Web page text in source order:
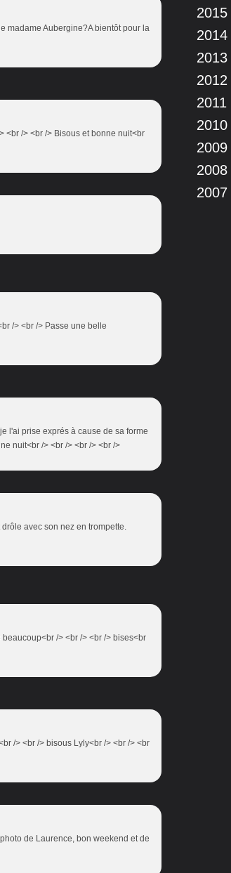
madame Aubergine?A bientôt pour la
<br /> <br /> Bisous et bonne nuit<br
/> <br /> Passe une belle
l'ai prise exprés à cause de sa forme
nuit<br /> <br /> <br /> <br />
avec son nez en trompette.
/> <br /> <br /> bises<br
/> <br /> bisous Lyly<br /> <br /> <br
de Laurence, bon weekend et de
2015
2014
2013
2012
2011
2010
2009
2008
2007